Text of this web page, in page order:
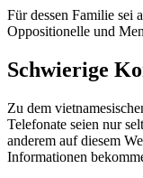
Für dessen Familie sei
Oppositionelle und
Schwierige
Zu dem
Telefonate seien nur
anderem auf diesem
Informationen